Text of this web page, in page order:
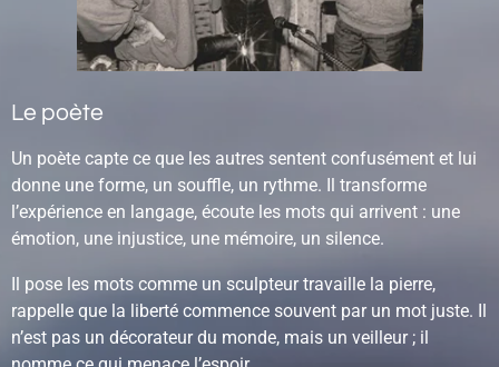
Le poète
Un poète capte ce que les autres sentent confusément et lui
donne une forme, un souffle, un rythme. Il transforme
l’expérience en langage, écoute les mots qui arrivent : une
émotion, une injustice, une mémoire, un silence.
Il pose les mots comme un sculpteur travaille la pierre,
rappelle que la liberté commence souvent par un mot juste. Il
n’est pas un décorateur du monde, mais un veilleur ; il